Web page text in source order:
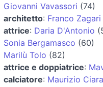
Giovanni Vavassori (74)
architetto: Franco Zagari
attrice: Daria D'Antonio
Sonia Bergamasco (60)
Marilù Tolo (82)
attrice e doppiatrice:
calciatore: Maurizio